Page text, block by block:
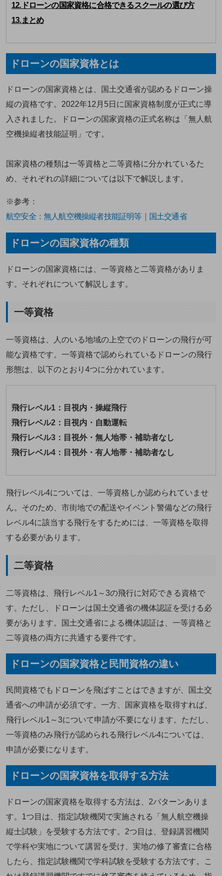
12.ドローンの国家資格に合格できるスクールの選び方
13.まとめ
ドローンの国家資格とは
ドローンの国家資格とは、国土交通省が認めるドローン操
縦の資格です。2022年12月5日に国家資格制度が正式に導
入されました。ドローンの国家資格の正式名称は「無人航
空機操縦者技能証明」です。
国家資格の種類は一等資格と二等資格に分かれているた
め、それぞれの詳細については以下で解説します。
※参考：
航空安全：無人航空機操縦者技能証明等｜国土交通省
ドローンの国家資格の種類
ドローンの国家資格には、一等資格と二等資格がありま
す。それぞれについて解説します。
一等資格
一等資格は、人のいる地域の上空でのドローンの飛行が可
能な資格です。一等資格で認められているドローンの飛行
形態は、以下のとおり4つに分かれています。
飛行レベル1：目視内・操縦飛行
飛行レベル2：目視内・自動運転
飛行レベル3：目視外・無人地帯・補助者なし
飛行レベル4：目視外・有人地帯・補助者なし
飛行レベル4については、一等資格しか認められていませ
ん。そのため、市街地での配送やイベント警備などの飛行
レベル4に該当する飛行をするためには、一等資格を取得
する必要があります。
二等資格
二等資格は、飛行レベル1～3の飛行に対応できる資格で
す。ただし、ドローンは国土交通省の機体認証を受ける必
要があります。国土交通省による機体認証は、一等資格と
二等資格の両方に共通する要件です。
ドローンの国家資格と民間資格の違い
民間資格でもドローンを飛ばすことはできますが、国土交
通省への申請が必須です。一方、国家資格を取得すれば、
飛行レベル1～3について申請が不要になります。ただし、
一等資格のみ飛行が認められる飛行レベル4については、
申請が必要になります。
ドローンの国家資格を取得する方法
ドローンの国家資格を取得する方法は、2パターンありま
す。1つ目は、指定試験機関で実施される「無人航空機操
縦士試験」を受験する方法です。2つ目は、登録講習機関
で学科や実地について講習を受け、実地の修了審査に合格
したら、指定試験機関で学科試験を受験する方法です。こ